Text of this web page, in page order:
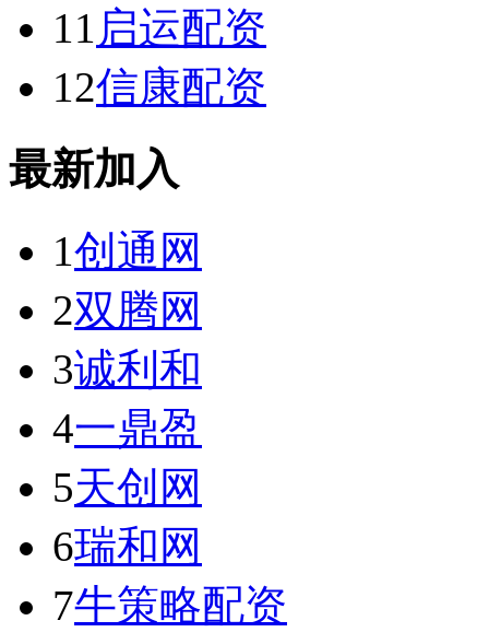
11 启运配资
12信康配资
最新加入
1创通网
2双腾网
3诚利和
4一鼎盈
5天创网
6瑞和网
7牛策略配资